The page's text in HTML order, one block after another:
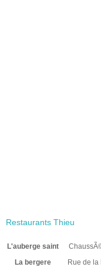
Restaurants Thieu
L'auberge saint
La bergere
Rue de la